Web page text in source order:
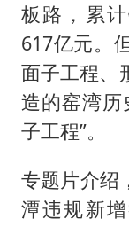
板路，累
617亿元。
面子工程、
造的窑湾历
子工程”。
专题片介绍
潭违规新